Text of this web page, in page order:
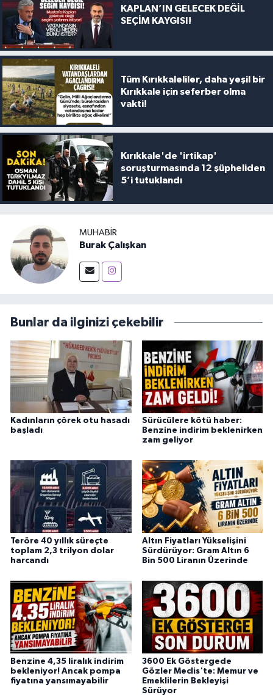
KAPLAN’IN GELECEK DEĞİL
SEÇİM KAYGISI!
Tüm Kırıkkaleliler, daha yeşil bir
Kırıkkale için seferber olma
vakti!
Kırıkkale'de 'irtikap'
soruşturmasında 12 şüpheliden
5’i tutuklandı
MUHABIR
Burak Çalışkan
Bunlar da ilginizi çekebilir
Kadınların çörek otu hasadı
başladı
Sürücülere kötü haber:
Benzine indirim beklenirken
zam geliyor
Teröre 40 yıllık süreçte
toplam 2,3 trilyon dolar
harcandı
Altın Fiyatları Yükselişini
Sürdürüyor: Gram Altın 6
Bin 500 Liranın Üzerinde
Benzine 4,35 liralık indirim
bekleniyor! Ancak pompa
fiyatına yansımayabilir
3600 Ek Göstergede
Gözler Meclis'te: Memur ve
Emeklilerin Bekleyişi
Sürüyor